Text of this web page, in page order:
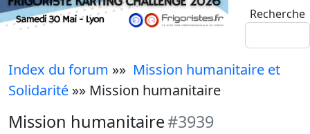
Recherche
Index du forum »» Mission humanitaire et
Solidarité »» Mission humanitaire
Mission humanitaire#3939